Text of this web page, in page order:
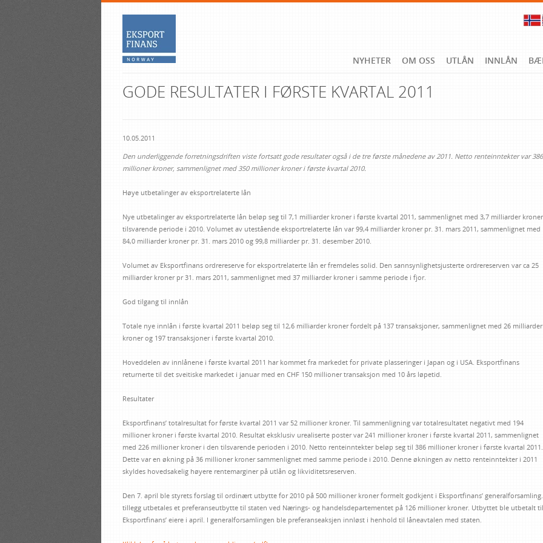
NYHETER OM OSS UTLÅN INNLÅN
GODE RESULTATER I FØRSTE KVARTAL 2011
10.05.2011
Den underliggende forretningsdriften viste fortsatt gode resultater også i de tre første månedene av 2011. Netto renteinntekter var 386
millioner kroner, sammenlignet med 350 millioner kroner i første kvartal 2010.
Høye utbetalinger av eksportrelaterte lån
Nye utbetalinger av eksportrelaterte lån beløp seg til 7,1 milliarder kroner i første kvartal 2011, sammenlignet med 3,7 milliarder
tilsvarende periode i 2010. Volumet av utestående eksportrelaterte lån var 99,4 milliarder kroner pr. 31. mars 2011, sammenlignet med
84,0 milliarder kroner pr. 31. mars 2010 og 99,8 milliarder pr. 31. desember 2010.
Volumet av Eksportfinans ordrereserve for eksportrelaterte lån er fremdeles solid. Den sannsynlighetsjusterte ordrereserven var ca 25
milliarder kroner pr 31. mars 2011, sammenlignet med 37 milliarder kroner i samme periode i fjor.
God tilgang til innlån
Totale nye innlån i første kvartal 2011 beløp seg til 12,6 milliarder kroner fordelt på 137 transaksjoner, sammenlignet med 26 milliarder
kroner og 197 transaksjoner i første kvartal 2010.
Hoveddelen av innlånene i første kvartal 2011 har kommet fra markedet for private plasseringer i Japan og i USA. Eksportfinans
returnerte til det sveitiske markedet i januar med en CHF 150 millioner transaksjon med 10 års løpetid.
Resultater
Eksportfinans’ totalresultat for første kvartal 2011 var 52 millioner kroner. Til sammenligning var totalresultatet negativt med 194
millioner kroner i første kvartal 2010. Resultat eksklusiv urealiserte poster var 241 millioner kroner i første kvartal 2011, sammenlignet
med 226 millioner kroner i den tilsvarende perioden i 2010. Netto renteinntekter beløp seg til 386 millioner kroner i første kvartal 2011.
Dette var en økning på 36 millioner kroner sammenlignet med samme periode i 2010. Denne økningen av netto renteinntekter i 2011
skyldes hovedsakelig høyere rentemarginer på utlån og likviditetsreserven.
Den 7. april ble styrets forslag til ordinært utbytte for 2010 på 500 millioner kroner formelt godkjent i Eksportfinans’
tillegg utbetales et preferanseutbytte til staten ved Nærings- og handelsdepartementet på 126 millioner kroner. Utbyttet ble utbetalt til
Eksportfinans’ eiere i april. I generalforsamlingen ble preferanseaksjen innløst i henhold til låneavtalen med staten.